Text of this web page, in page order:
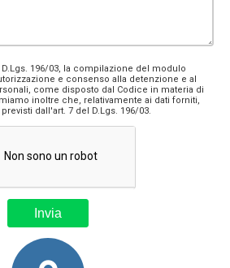
196/03, la compilazione del modulo
e consenso alla detenzione e al
come disposto dal Codice in materia di
inoltre che, relativamente ai dati forniti,
dall'art. 7 del D.Lgs. 196/03.